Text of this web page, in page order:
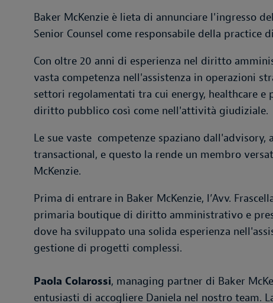
Baker McKenzie è lieta di annunciare l'ingresso
Senior Counsel come responsabile della
Con oltre 20 anni di esperienza nel diritto
vasta competenza nell'assistenza in operazioni
settori regolamentati tra cui energy, healthcare
diritto pubblico così come nell'attività giudiziale.
Le sue vaste competenze spaziano
transactional, e questo la rende un membro
McKenzie.
Prima di entrare in Baker McKenzie, l’Avv.
primaria boutique di diritto amministrativo e
dove ha sviluppato una solida esperienza
gestione di progetti complessi.
Paola Colarossi, managing partner di Baker
entusiasti di accogliere Daniela nel nostro team.